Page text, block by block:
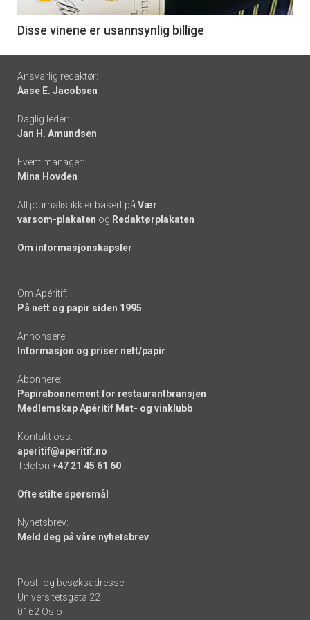
6
Disse vinene er usannsynlig billige
Footer
-
links
Ansvarlig redaktør:
Aase E. Jacobsen
Daglig leder:
Jan H. Amundsen
Event manager:
Mina Hovden
All journalistikk er basert på Vær
varsom-plakaten og Redaktørplakaten
Om informasjonskapsler
Om Apéritif:
På nett og papir siden 1995
Annonsere:
Informasjon og priser nett/papir
Abonnere:
Papirabonnement for restaurantbransjen
Medlemskap Apéritif Mat- og vinklubb
Kontakt oss:
aperitif@aperitif.no
Telefon +47 21 45 61 60
Ofte stilte spørsmål
Nyhetsbrev:
Meld deg på våre nyhetsbrev
Post- og besøksadresse:
Universitetsgata 22
0162 Oslo